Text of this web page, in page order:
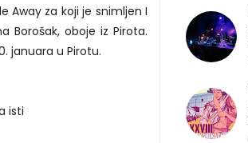
Away za koji je snimljen I
Borošak, oboje iz Pirota.
januara u Pirotu.
isti